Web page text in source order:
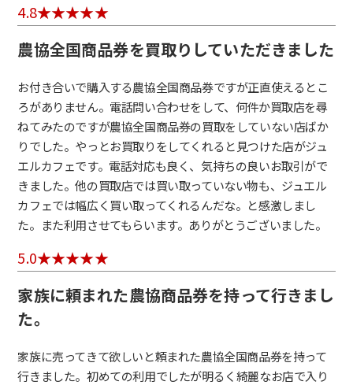
4.8
農協全国商品券を買取りしていただきました
お付き合いで購入する農協全国商品券ですが正直使えるとこ
ろがありません。電話問い合わせをして、何件か買取店を尋
ねてみたのですが農協全国商品券の買取をしていない店ばか
りでした。やっとお買取りをしてくれると見つけた店がジュ
エルカフェです。電話対応も良く、気持ちの良いお取引がで
きました。他の買取店では買い取っていない物も、ジュエル
カフェでは幅広く買い取ってくれるんだな。と感激しまし
た。また利用させてもらいます。ありがとうございました。
5.0
家族に頼まれた農協商品券を持って行きまし
た。
家族に売ってきて欲しいと頼まれた農協全国商品券を持って
行きました。初めての利用でしたが明るく綺麗なお店で入り